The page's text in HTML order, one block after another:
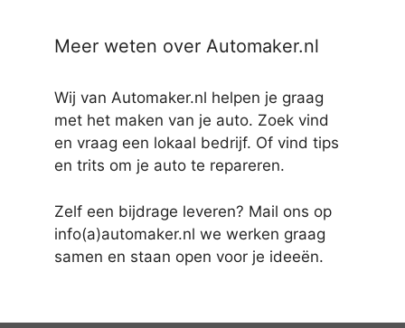
Meer weten over Automaker.nl
Wij van Automaker.nl helpen je graag
met het maken van je auto. Zoek vind
en vraag een lokaal bedrijf. Of vind tips
en trits om je auto te repareren.
Zelf een bijdrage leveren? Mail ons op
info(a)automaker.nl we werken graag
samen en staan open voor je ideeën.